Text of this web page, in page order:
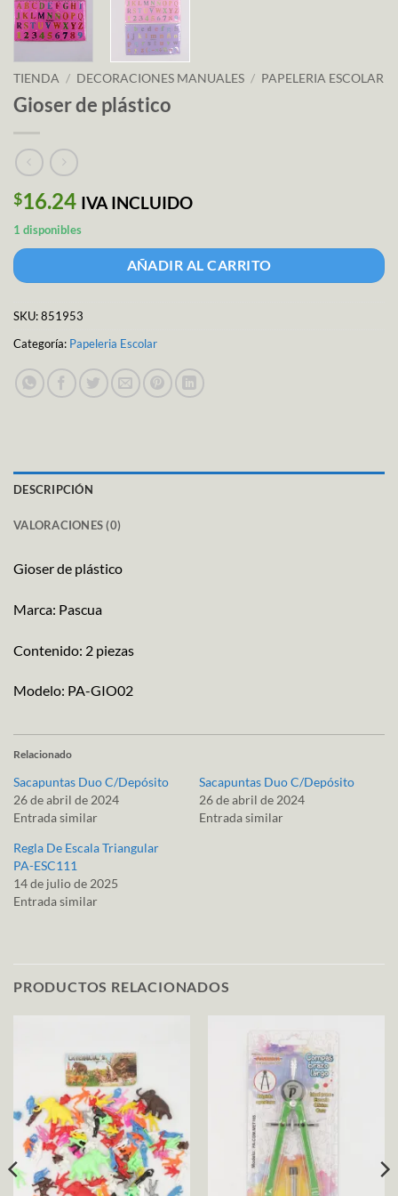
TIENDA / DECORACIONES MANUALES / PAPELERIA ESCOLAR
Gioser de plástico
$16.24 IVA INCLUIDO
1 disponibles
AÑADIR AL CARRITO
SKU:851953
Categoría: Papeleria Escolar
DESCRIPCIÓN
VALORACIONES (0)
Gioser de plástico
Marca: Pascua
Contenido: 2 piezas
Modelo: PA-GIO02
Relacionado
Sacapuntas Duo C/Depósito
26 de abril de 2024
Entrada similar
Sacapuntas Duo C/Depósito
26 de abril de 2024
Entrada similar
Regla De Escala Triangular
PA-ESC111
14 de julio de 2025
Entrada similar
PRODUCTOS RELACIONADOS